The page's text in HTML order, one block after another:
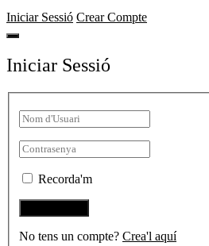
Iniciar Sessió Crear Compte
Iniciar Sessió
Recorda'm
No tens un compte? Crea'l aquí